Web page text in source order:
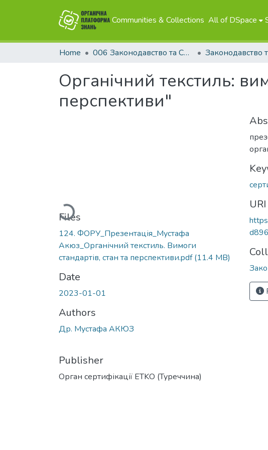
Communities & Collections All of DSpace
Home 006 Законодавство та Сертифікація
Органічний текстиль:
перспективи"
Loading...
Files
124. ФОРУ_Презентація_Мустафа
Акюз_Органічний текстиль. Вимоги
стандартів, стан та перспективи.pdf(11.4 MB)
Date
2023-01-01
Authors
Др. Мустафа АКЮЗ
Publisher
Орган сертифікації ETKO (Туреччина)
URI